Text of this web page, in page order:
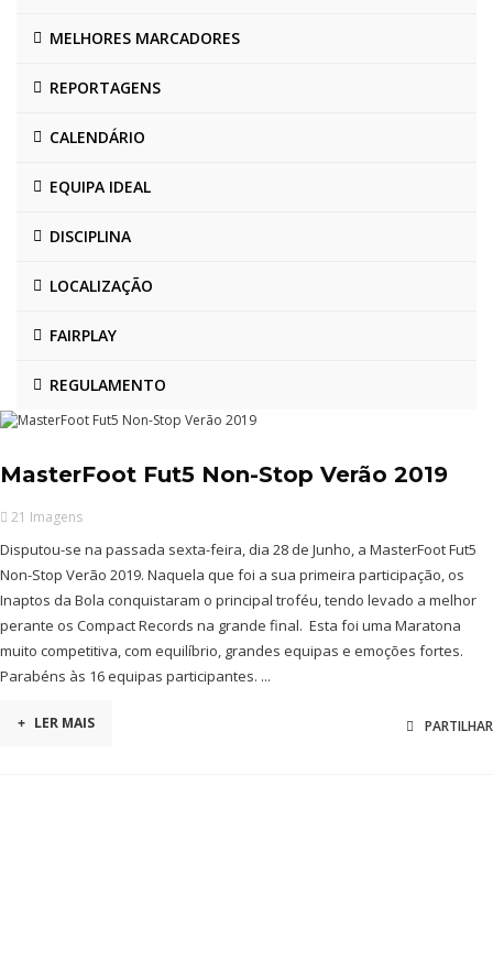
MELHORES MARCADORES
REPORTAGENS
CALENDÁRIO
EQUIPA IDEAL
DISCIPLINA
LOCALIZAÇÃO
FAIRPLAY
REGULAMENTO
MasterFoot Fut5 Non-Stop Verão 2019
21 Imagens
Disputou-se na passada sexta-feira, dia 28 de Junho, a MasterFoot Fut5
Non-Stop Verão 2019. Naquela que foi a sua primeira participação, os
Inaptos da Bola conquistaram o principal troféu, tendo levado a melhor
perante os Compact Records na grande final. Esta foi uma Maratona
muito competitiva, com equilíbrio, grandes equipas e emoções fortes.
Parabéns às 16 equipas participantes. ...
+ LER MAIS PARTILHAR